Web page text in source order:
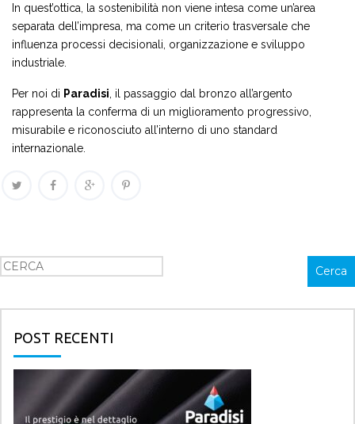
In quest’ottica, la sostenibilità non viene intesa come un’area
separata dell’impresa, ma come un criterio trasversale che
influenza processi decisionali, organizzazione e sviluppo
industriale.
Per noi di Paradisi , il passaggio dal bronzo all’argento
rappresenta la conferma di un miglioramento progressivo,
misurabile e riconosciuto all’interno di uno standard
internazionale.
Cerca
Cerca
POST RECENTI